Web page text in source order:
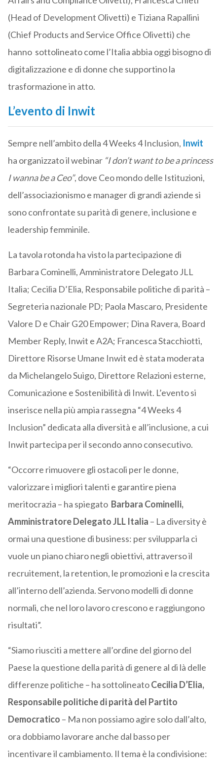
(Head of Development Olivetti) e Tiziana Rapallini
(Chief Products and Service Office Olivetti) che
hanno sottolineato come l’Italia abbia oggi bisogno di
digitalizzazione e di donne che supportino la
trasformazione in atto.
L’evento di Inwit
Sempre nell’ambito della 4 Weeks 4 Inclusion, Inwit
ha organizzato il webinar “I don’t want to be a princess
I wanna be a Ceo”, dove Ceo mondo delle Istituzioni,
dell’associazionismo e manager di grandi aziende si
sono confrontate su parità di genere, inclusione e
leadership femminile.
La tavola rotonda ha visto la partecipazione di
Barbara Cominelli, Amministratore Delegato JLL
Italia; Cecilia D’Elia, Responsabile politiche di parità –
Segreteria nazionale PD; Paola Mascaro, Presidente
Valore D e Chair G20 Empower; Dina Ravera, Board
Member Reply, Inwit e A2A; Francesca Stacchiotti,
Direttore Risorse Umane Inwit ed è stata moderata
da Michelangelo Suigo, Direttore Relazioni esterne,
Comunicazione e Sostenibilità di Inwit. L’evento si
inserisce nella più ampia rassegna “4 Weeks 4
Inclusion” dedicata alla diversità e all’inclusione, a cui
Inwit partecipa per il secondo anno consecutivo.
“Occorre rimuovere gli ostacoli per le donne,
valorizzare i migliori talenti e garantire piena
meritocrazia – ha spiegato Barbara Cominelli,
Amministratore Delegato JLL Italia – La diversity è
ormai una questione di business: per svilupparla ci
vuole un piano chiaro negli obiettivi, attraverso il
recruitement, la retention, le promozioni e la crescita
all’interno dell’azienda. Servono modelli di donne
normali, che nel loro lavoro crescono e raggiungono
risultati”.
“Siamo riusciti a mettere all’ordine del giorno del
Paese la questione della parità di genere al di là delle
differenze politiche – ha sottolineatoCecilia D’Elia,
Responsabile politiche di parità del Partito
Democratico – Ma non possiamo agire solo dall’alto,
ora dobbiamo lavorare anche dal basso per
incentivare il cambiamento. Il tema è la condivisione: